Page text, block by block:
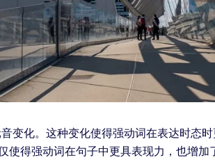
变化。这种变化使得强动词在表达时态
使得强动词在句子中更具表现力，也增